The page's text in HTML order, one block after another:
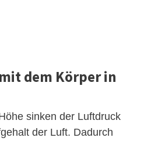
dem Körper in
sinken der Luftdruck
der Luft. Dadurch